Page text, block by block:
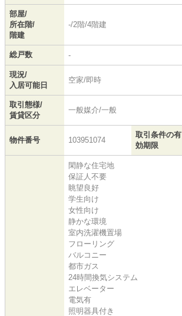
部屋/
所在階/
階建
-/2階/4階建
総戸数 -
現況/
入居可能日
空家/即時
取引態様/
賃貸区分
一般媒介/一般
物件番号 103951074
取引条件の有
効期限
閑静な住宅地
保証人不要
眺望良好
学生向け
女性向け
静かな環境
室内洗濯機置場
フローリング
バルコニー
都市ガス
24時間換気システム
エレベーター
電気有
照明器具付き